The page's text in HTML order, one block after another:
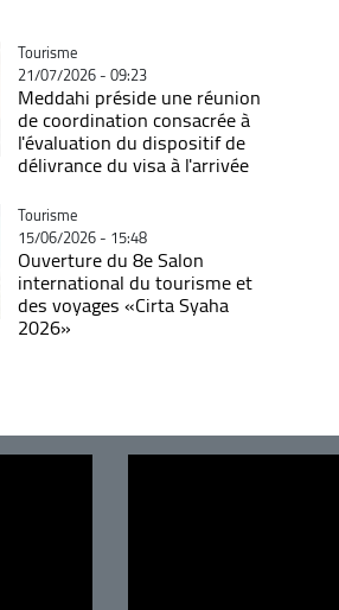
Catégorie
Tourisme
21/07/2026 - 09:23
Meddahi préside une réunion
de coordination consacrée à
l'évaluation du dispositif de
délivrance du visa à l'arrivée
Catégorie
Tourisme
15/06/2026 - 15:48
Ouverture du 8e Salon
international du tourisme et
des voyages «Cirta Syaha
2026»